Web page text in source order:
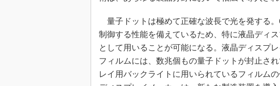
量子ドットは極めて正確な波長で光を発する
制御する性能を備えているため、特に液晶ディ
として用いることが可能になる。液晶ディスプ
フィルムには、数兆個もの量子ドットが封止さ
レイ用バックライトに用いられているフィルム